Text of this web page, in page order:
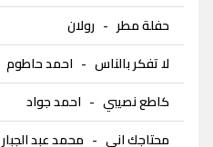
حفلة مطر - رولان
لا تفكر بالناس - احمد حاطوم
كاطع نصيبي - احمد جواد
محتاجك اني - محمد عبد الجبار